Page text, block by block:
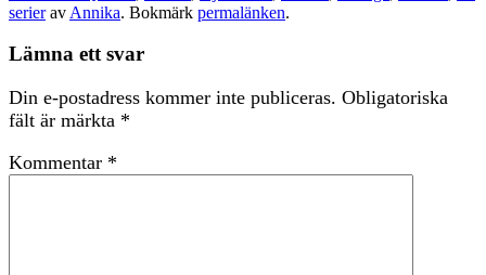
serierav Annika. Bokmärk permalänken.
Lämna ett svar
Din e-postadress kommer inte publiceras. Obligatoriska
fält är märkta *
Kommentar *